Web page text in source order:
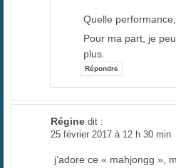
Quelle
Pour ma part, je
plus.
Répondre
Régine dit :
25 février 2017 à 12 h 30 min
j’adore ce « mahjongg »,